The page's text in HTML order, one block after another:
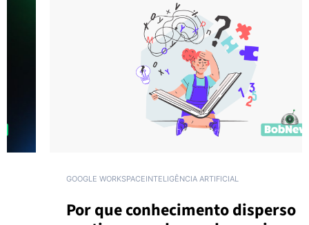
GOOGLE WORKSPACEINTELIGÊNCIA ARTIFICIAL
Por que conhecimento disperso